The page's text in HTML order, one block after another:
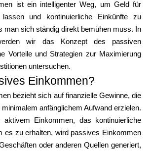
Rechner
ist ein intelligenter Weg, um Geld für
und kontinuierliche Einkünfte zu
man sich ständig direkt bemühen muss. In
wir das Konzept des passiven
Vorteile und Strategien zur Maximierung
untersuchen.
Einkommen?
bezieht sich auf finanzielle Gewinne, die
anfänglichem Aufwand erzielen.
aktivem Einkommen, das kontinuierliche
es zu erhalten, wird passives Einkommen
oder anderen Quellen generiert,